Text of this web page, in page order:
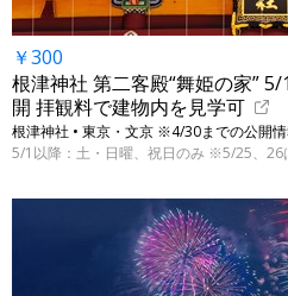
￥300
根津神社 第二客殿“舞姫の家”
開 拝観料で建物内を見学可
根津神社 • 東京・文京 ※4/30までの公開
5/1以降：土・日曜、祝日のみ ※5/25、